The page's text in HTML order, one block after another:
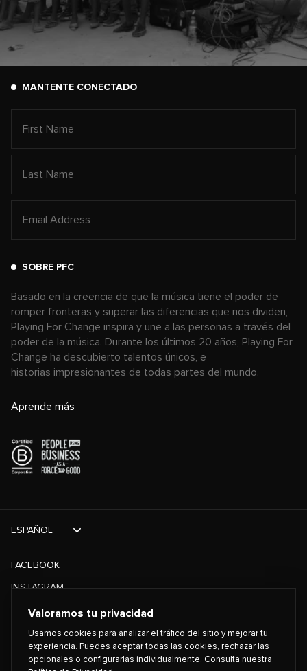
MANTENTE CONECTADO
SOBRE PFC
Basado en la creencia de que la música tiene el poder de
romper fronteras y superar las diferencias que nos dividen,
Playing For Change inspira y une a las personas a través del
poder de la música. Durante los últimos 20 años, Playing For
Change ha descubierto talentos únicos, e
historias impresionantes de todas partes del mundo.
Aprende más
FACEBOOK
INSTAGRAM
TIKTOK
TWITTER
ESPAÑOL
Valoramos tu privacidad
Usamos cookies para analizar el tráfico del sitio y mejorar tu
experiencia. Puedes aceptar todas las cookies, rechazar las
opcionales o configurarlas individualmente. Consulta nuestra